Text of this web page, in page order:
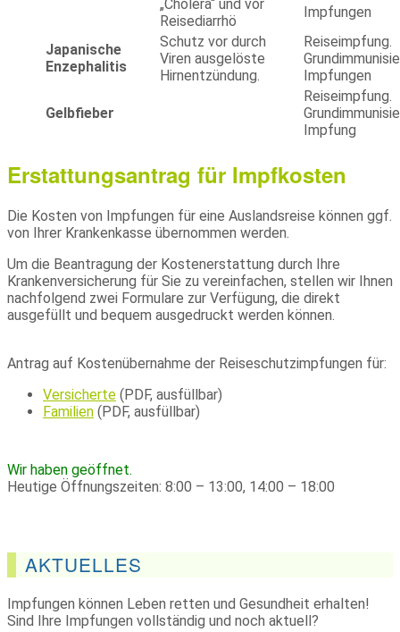
„Cholera“ und vor
Reisediarrhö
Impfungen
Japanische
Enzephalitis
Schutz vor durch
Viren ausgelöste
Hirnentzündung.
Reiseimpfung.
Impfungen
Gelbfieber
Reiseimpfung.
Impfung
Erstattungsantrag für Impfkosten
Die Kosten von Impfungen für eine Auslandsreise können ggf.
von Ihrer Krankenkasse übernommen werden.
Um die Beantragung der Kostenerstattung durch Ihre
Krankenversicherung für Sie zu vereinfachen, stellen wir Ihnen
nachfolgend zwei Formulare zur Verfügung, die direkt
ausgefüllt und bequem ausgedruckt werden können.
Antrag auf Kostenübernahme der Reiseschutzimpfungen für:
Versicherte (PDF, ausfüllbar)
Familien (PDF, ausfüllbar)
Wir haben geöffnet.
Heutige Öffnungszeiten: 8:00 – 13:00, 14:00 – 18:00
AKTUELLES
Impfungen können Leben retten und Gesundheit erhalten!
Sind Ihre Impfungen vollständig und noch aktuell?